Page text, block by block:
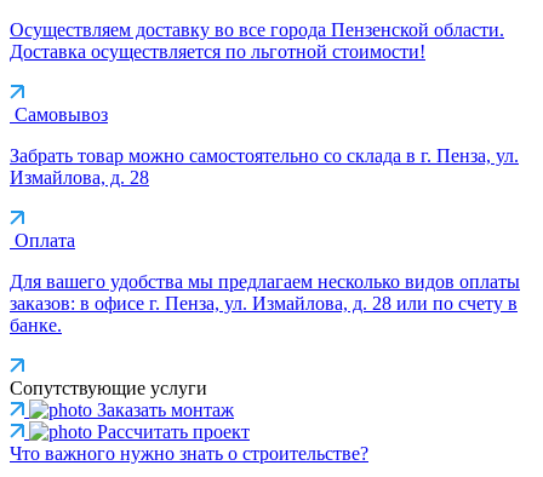
Осуществляем доставку во все города Пензенской области.
Доставка осуществляется по льготной стоимости!
Самовывоз
Забрать товар можно самостоятельно со склада в г. Пенза, ул.
Измайлова, д. 28
Оплата
Для вашего удобства мы предлагаем несколько видов оплаты
заказов: в офисе г. Пенза, ул. Измайлова, д. 28 или по счету в
банке.
Сопутствующие услуги
Заказать монтаж
Рассчитать проект
Что важного нужно знать о строительстве?